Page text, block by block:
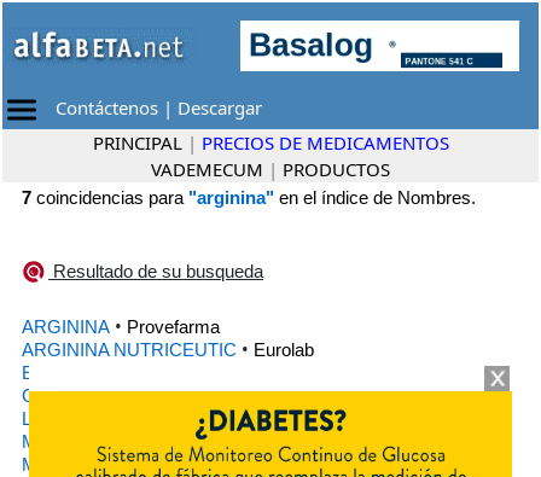
Contáctenos | Descargar
PRINCIPAL | PRECIOS DE MEDICAMENTOS
VADEMECUM | PRODUCTOS
7 coincidencias para "arginina" en el índice de Nombres.
Resultado de su busqueda
ARGININA • Provefarma
ARGININA NUTRICEUTIC • Eurolab
EXTA G
GINEZOLEX INTIMO•Biosintex
LACORENE
MENCH ENHANCER•
Framingham Pharma
MULTI-O•Genomma Lab.